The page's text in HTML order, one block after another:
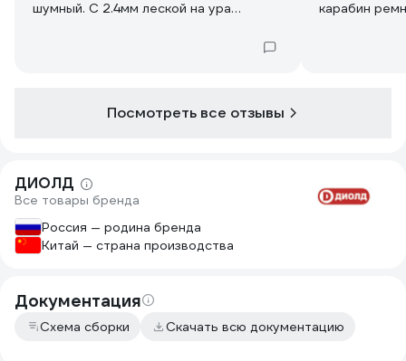
шумный. С 2.4мм леской на ура
ничего, не болтается. Ремешок через
карабин
экономия
Посмотреть все отзывы
ДИОЛД
Все товары бренда
Россия — родина бренда
Китай — страна производства
Документация
Схема сборки Скачать всю документацию